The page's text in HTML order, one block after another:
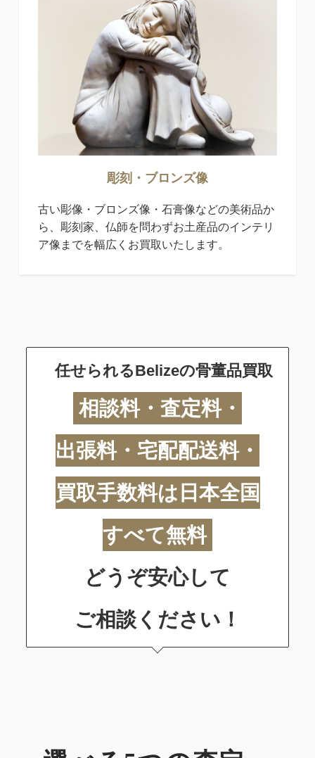
彫刻・ブロンズ像
古い彫像・ブロンズ像・石膏像などの美術品か
ら、彫刻家、仏師を問わずお土産品のインテリ
ア像までを幅広くお買取いたします。
任せられるBelizeの骨董品買取
相談料・査定料・
出張料・宅配配送料・
買取手数料は日本全国
すべて無料
どうぞ安心して
ご相談ください！